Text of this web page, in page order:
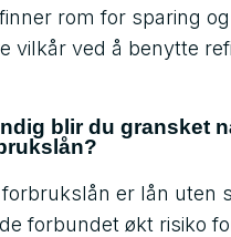
rom for sparing
vilkår ved å benytte
blir du gransket
er lån uten
forbundet økt risiko